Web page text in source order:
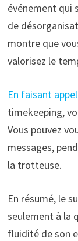
événement qui
de
montre que
valorisez le
En faisant
timekeeping,
Vous pouvez
messages,
la trotteuse.
En résumé, le
seulement à la
fluidité de son